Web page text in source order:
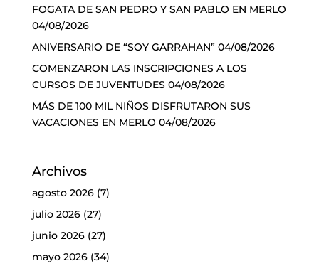
FOGATA DE SAN PEDRO Y SAN PABLO EN MERLO
04/08/2026
ANIVERSARIO DE “SOY GARRAHAN” 04/08/2026
COMENZARON LAS INSCRIPCIONES A LOS
CURSOS DE JUVENTUDES 04/08/2026
MÁS DE 100 MIL NIÑOS DISFRUTARON SUS
VACACIONES EN MERLO 04/08/2026
Archivos
agosto 2026(7)
julio 2026(27)
junio 2026(27)
mayo 2026(34)